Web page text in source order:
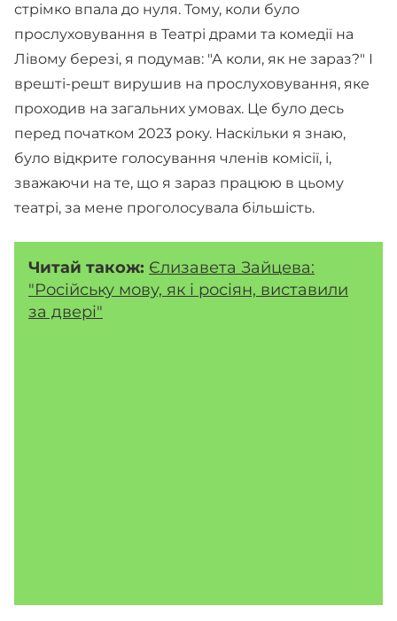
стрімко впала до нуля. Тому, коли було
прослуховування в Театрі драми та комедії на
Лівому березі, я подумав: "А коли, як не зараз?" І
врешті-решт вирушив на прослуховування, яке
проходив на загальних умовах. Це було десь
перед початком 2023 року. Наскільки я знаю,
було відкрите голосування членів комісії, і,
зважаючи на те, що я зараз працюю в цьому
театрі, за мене проголосувала більшість.
Читай також: Єлизавета Зайцева:
"Російську мову, як і росіян, виставили
за двері"